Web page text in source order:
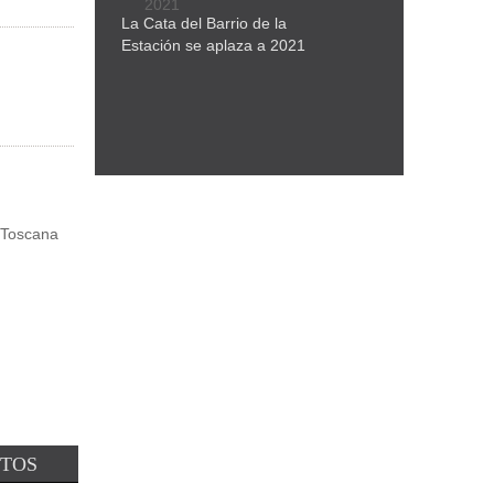
La Cata del Barrio de la
Estación se aplaza a 2021